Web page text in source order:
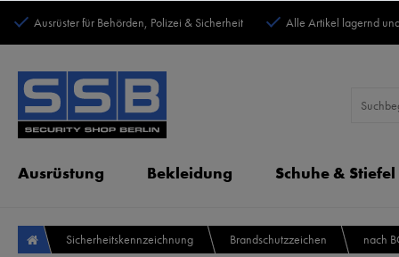
Ausrüster für Behörden, Polizei & Sicherheit Alle Artikel lagernd
Ausrüstung Bekleidung Schuhe & Stiefel
Sicherheitskennzeichnung Brandschutzzeichen nach